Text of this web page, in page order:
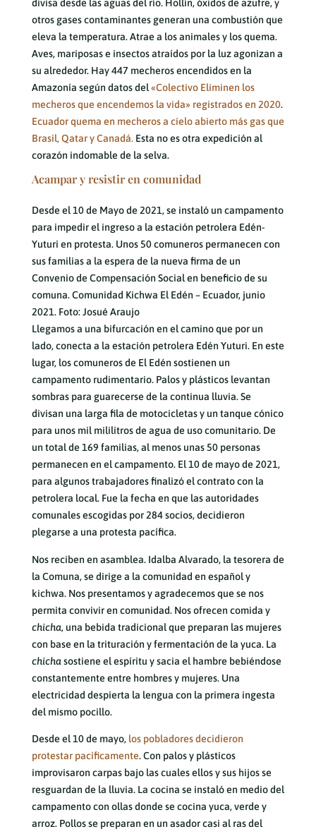
divisa desde las aguas del río. Hollín, óxidos de azufre, y
otros gases contaminantes generan una combustión que
eleva la temperatura. Atrae a los animales y los quema.
Aves, mariposas e insectos atraídos por la luz agonizan a
su alrededor. Hay 447 mecheros encendidos en la
Amazonía según datos del«Colectivo Eliminen los
mecheros que encendemos la vida» registrados en 2020.
Ecuador quema en mecheros a cielo abierto más gas que
Brasil, Qatar y Canadá.Esta no es otra expedición al
corazón indomable de la selva.
Acampar y resistir en comunidad
Desde el 10 de Mayo de 2021, se instaló un campamento
para impedir el ingreso a la estación petrolera Edén-
Yuturi en protesta. Unos 50 comuneros permanecen con
sus familias a la espera de la nueva firma de un
Convenio de Compensación Social en beneficio de su
comuna. Comunidad Kichwa El Edén – Ecuador, junio
2021. Foto: Josué Araujo
Llegamos a una bifurcación en el camino que por un
lado, conecta a la estación petrolera Edén Yuturi. En este
lugar, los comuneros de El Edén sostienen un
campamento rudimentario. Palos y plásticos levantan
sombras para guarecerse de la continua lluvia. Se
divisan una larga fila de motocicletas y un tanque cónico
para unos mil mililitros de agua de uso comunitario. De
un total de 169 familias, al menos unas 50 personas
permanecen en el campamento. El 10 de mayo de 2021,
para algunos trabajadores finalizó el contrato con la
petrolera local. Fue la fecha en que las autoridades
comunales escogidas por 284 socios, decidieron
plegarse a una protesta pacífica.
Nos reciben en asamblea. Idalba Alvarado, la tesorera de
la Comuna, se dirige a la comunidad en español y
kichwa. Nos presentamos y agradecemos que se nos
permita convivir en comunidad. Nos ofrecen comida y
chicha, una bebida tradicional que preparan las mujeres
con base en la trituración y fermentación de la yuca. La
chicha sostiene el espíritu y sacia el hambre bebiéndose
constantemente entre hombres y mujeres. Una
electricidad despierta la lengua con la primera ingesta
del mismo pocillo.
Desde el 10 de mayo, los pobladores decidieron
protestar pacíficamente. Con palos y plásticos
improvisaron carpas bajo las cuales ellos y sus hijos se
resguardan de la lluvia. La cocina se instaló en medio del
campamento con ollas donde se cocina yuca, verde y
arroz. Pollos se preparan en un asador casi al ras del